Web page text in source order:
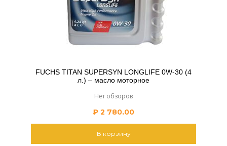
FUCHS TITAN SUPERSYN LONGLIFE 0W-30 (4
л.) – масло моторное
Нет обзоров
₽ 2 780.00
В корзину